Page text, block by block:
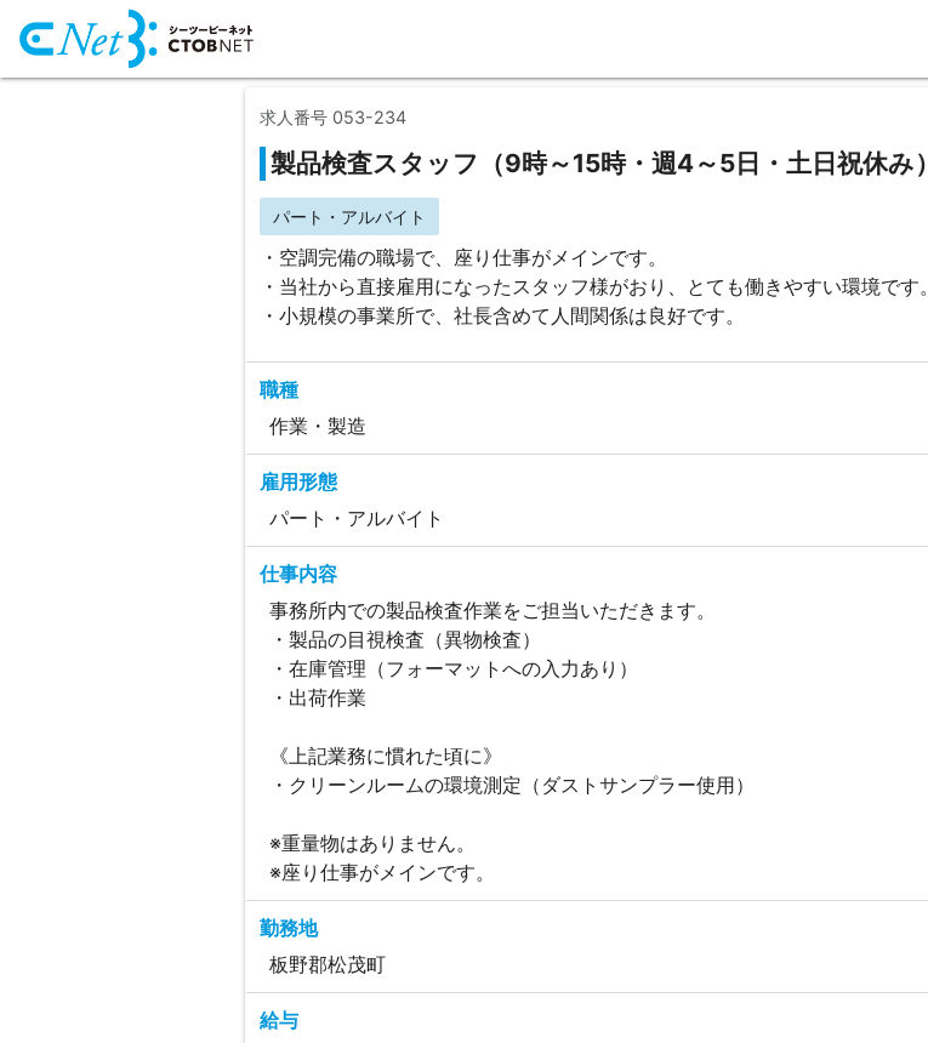
求人番号 053-234
製品検査スタッフ（9時～15時・週4～5日・土日祝休み）
パート・アルバイト
・空調完備の職場で、座り仕事がメインです。
・当社から直接雇用になったスタッフ様がおり、とても働きやすい環境です。
・小規模の事業所で、社長含めて人間関係は良好です。
職種
作業・製造
雇用形態
パート・アルバイト
仕事内容
事務所内での製品検査作業をご担当いただきます。
・製品の目視検査（異物検査）
・在庫管理（フォーマットへの入力あり）
・出荷作業
《上記業務に慣れた頃に》
・クリーンルームの環境測定（ダストサンプラー使用）
※重量物はありません。
※座り仕事がメインです。
勤務地
板野郡松茂町
給与